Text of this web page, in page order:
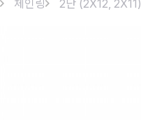
체인링 2단 (2X12, 2X11)